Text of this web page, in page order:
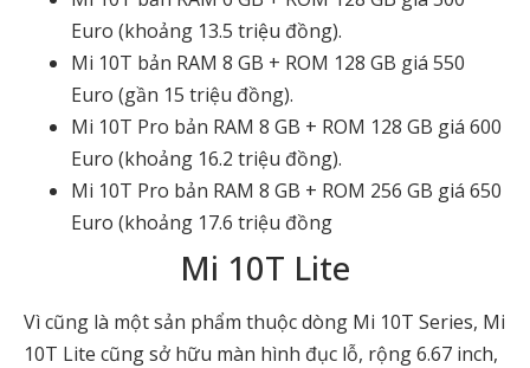
Euro (khoảng 13.5 triệu đồng).
Mi 10T bản RAM 8 GB + ROM 128 GB giá 550
Euro (gần 15 triệu đồng).
Mi 10T Pro bản RAM 8 GB + ROM 128 GB giá 600
Euro (khoảng 16.2 triệu đồng).
Mi 10T Pro bản RAM 8 GB + ROM 256 GB giá 650
Euro (khoảng 17.6 triệu đồng
Mi 10T Lite
Vì cũng là một sản phẩm thuộc dòng Mi 10T Series, Mi
10T Lite cũng sở hữu màn hình đục lỗ, rộng 6.67 inch,